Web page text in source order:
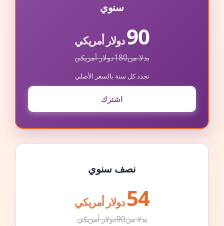
سنوي
90دولار أمريكي
بدلا من180دولار أمريكي
تجدد كل سنة بالسعر الأصلي
اشترك
نصف سنوي
54 دولار أمريكي
بدلا من90دولار أمريكي